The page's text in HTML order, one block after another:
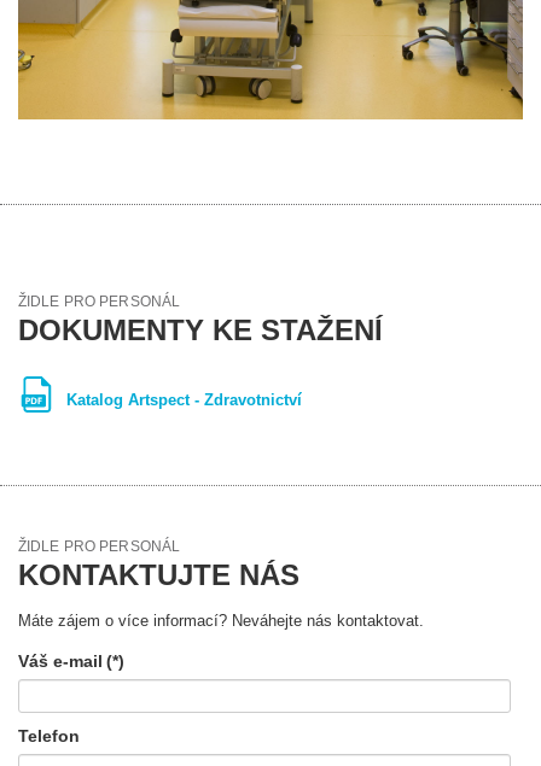
ŽIDLE PRO PERSONÁL
DOKUMENTY KE STAŽENÍ
Katalog Artspect - Zdravotnictví
ŽIDLE PRO PERSONÁL
KONTAKTUJTE NÁS
Máte zájem o více informací? Neváhejte nás kontaktovat.
Váš e-mail (*)
Telefon